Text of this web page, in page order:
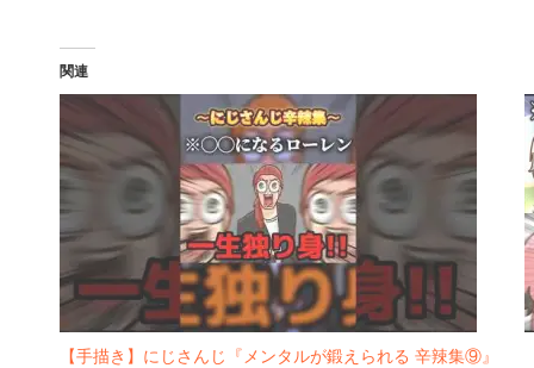
関連
【手描き】にじさんじ『メンタルが鍛えられる 辛辣集⑨』